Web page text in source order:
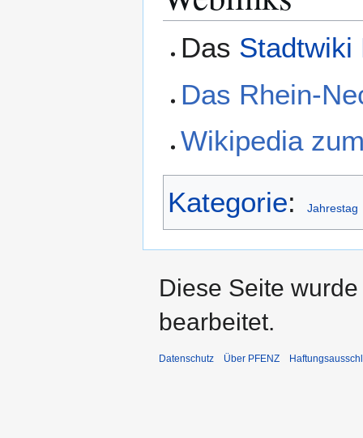
Das Stadtwiki
Das Rhein-
Wikipedia
Kategorie: Jahrestag
Diese Seite
bearbeitet.
Datenschutz Über PFENZ